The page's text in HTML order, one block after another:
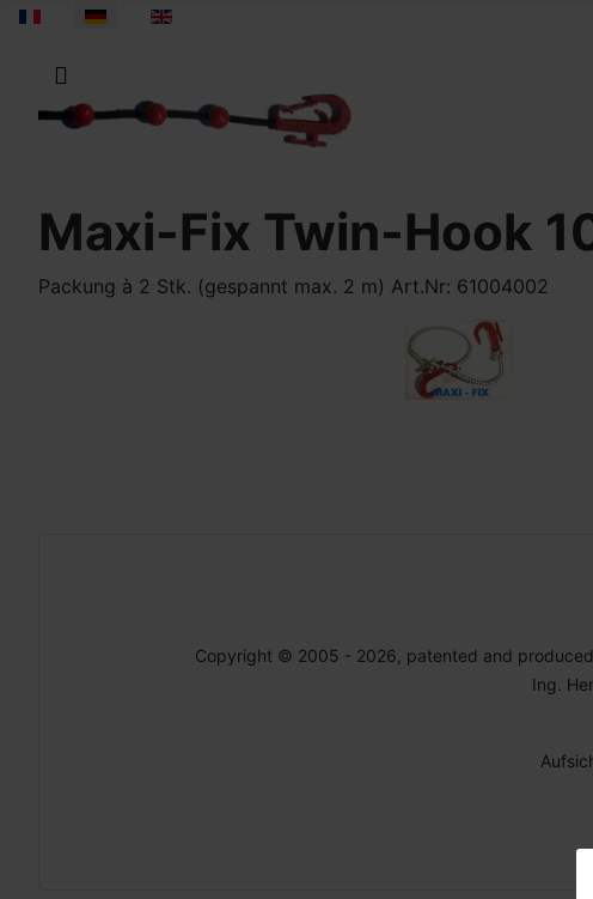
Sprache auswählen
Maxi-Fix Twin-Hook
Packung à 2 Stk. (gespannt max. 2 m) Art.Nr: 61004002
Copyright © 2005 - 2026, patented and produced
Ing.